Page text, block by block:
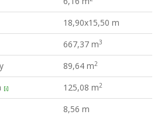
18,90x15,50 m
667,37 m3
89,64 m2
[i] 125,08 m2
8,56 m